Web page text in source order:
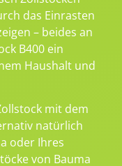
das Einrasten
– beides an
B400 ein
Haushalt und
mit dem
natürlich
oder Ihres
von Bauma